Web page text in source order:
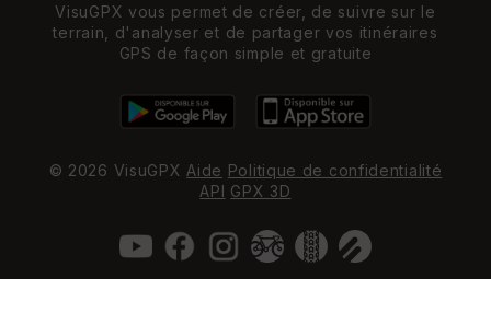
VisuGPX vous permet de créer, de suivre sur le
terrain, d'analyser et de partager vos itinéraires
GPS de façon simple et gratuite
© 2026 VisuGPX Aide Politique de confidentialité
API GPX 3D